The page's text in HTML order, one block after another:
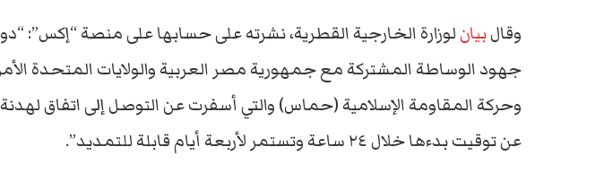
وقالبيانلوزارة الخارجية القطرية، نشرته على حسابها على منصة “إكس”:
جهود الوساطة المشتركة مع جمهورية مصر العربية والولايات المتحدة
وحركة المقاومة الإسلامية (حماس) والتي أسفرت عن التوصل إلى اتفاق لهدنة
عن توقيت بدءها خلال ٢٤ ساعة وتستمر لأربعة أيام قابلة للتمديد”.